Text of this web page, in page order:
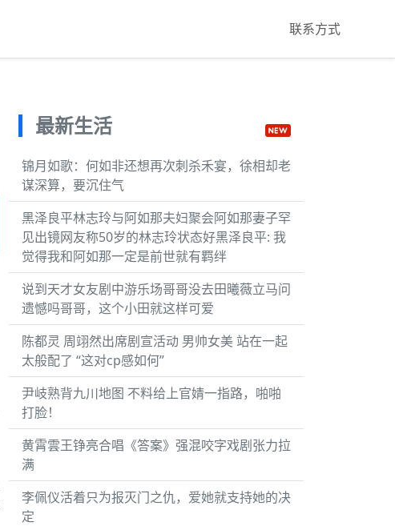
联系方式
最新生活
锦月如歌：何如非还想再次刺杀禾宴，徐相却老
谋深算，要沉住气
黑泽良平林志玲与阿如那夫妇聚会阿如那妻子罕
见出镜网友称50岁的林志玲状态好黑泽良平: 我
觉得我和阿如那一定是前世就有羁绊
说到天才女友剧中游乐场哥哥没去田曦薇立马问
遗憾吗哥哥，这个小田就这样可爱
陈都灵 周翊然出席剧宣活动 男帅女美 站在一起
太般配了 “这对cp感如何”
尹岐熟背九川地图 不料给上官婧一指路，啪啪
打脸！
黄霄雲王铮亮合唱《答案》强混咬字戏剧张力拉
满
李佩仪活着只为报灭门之仇，爱她就支持她的决
定